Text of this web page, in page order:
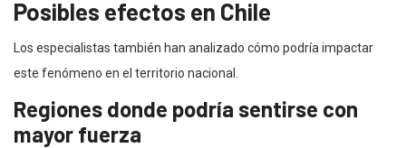
Posibles efectos en Chile
Los especialistas también han analizado cómo podría impactar
este fenómeno en el territorio nacional.
Regiones donde podría sentirse con
mayor fuerza